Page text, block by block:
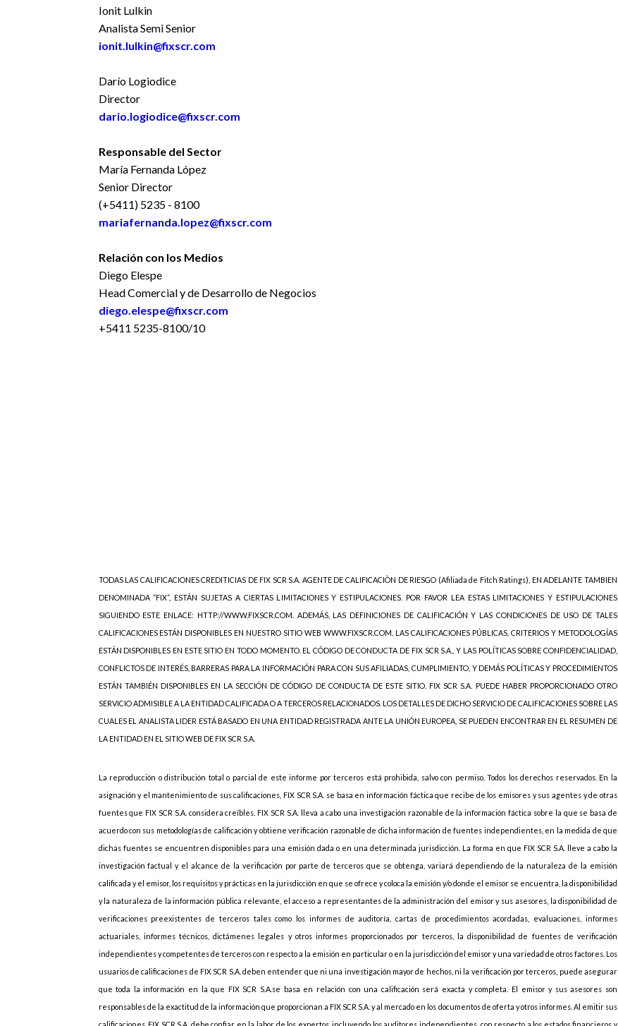
Ionit Lulkin
Analista Semi Senior
ionit.lulkin@fixscr.com
Darío Logiodice
Director
dario.logiodice@fixscr.com
Responsable del Sector
María Fernanda López
Senior Director
(+5411) 5235 - 8100
mariafernanda.lopez@fixscr.com
Relación con los Medios
Diego Elespe
Head Comercial y de Desarrollo de Negocios
diego.elespe@fixscr.com
+5411 5235-8100/10
TODAS LAS CALIFICACIONES CREDITICIAS DE FIX SCR S.A. AGENTE DE CALIFICACIÒN DE RIESGO (Afiliada de Fitch Ratings), EN ADELANTE TAMBIEN
DENOMINADA “FIX”, ESTÁN SUJETAS A CIERTAS LIMITACIONES Y ESTIPULACIONES. POR FAVOR LEA ESTAS LIMITACIONES Y ESTIPULACIONES
SIGUIENDO ESTE ENLACE: HTTP://WWW.FIXSCR.COM. ADEMÁS, LAS DEFINICIONES DE CALIFICACIÓN Y LAS CONDICIONES DE USO DE TALES
CALIFICACIONES ESTÁN DISPONIBLES EN NUESTRO SITIO WEB WWW.FIXSCR.COM. LAS CALIFICACIONES PÚBLICAS, CRITERIOS Y METODOLOGÍAS
ESTÁN DISPONIBLES EN ESTE SITIO EN TODO MOMENTO. EL CÓDIGO DE CONDUCTA DE FIX SCR S.A., Y LAS POLÍTICAS SOBRE CONFIDENCIALIDAD,
CONFLICTOS DE INTERÉS, BARRERAS PARA LA INFORMACIÓN PARA CON SUS AFILIADAS, CUMPLIMIENTO, Y DEMÁS POLÍTICAS Y PROCEDIMIENTOS
ESTÁN TAMBIÉN DISPONIBLES EN LA SECCIÓN DE CÓDIGO DE CONDUCTA DE ESTE SITIO. FIX SCR S.A. PUEDE HABER PROPORCIONADO OTRO
SERVICIO ADMISIBLE A LA ENTIDAD CALIFICADA O A TERCEROS RELACIONADOS. LOS DETALLES DE DICHO SERVICIO DE CALIFICACIONES SOBRE LAS
CUALES EL ANALISTA LIDER ESTÁ BASADO EN UNA ENTIDAD REGISTRADA ANTE LA UNIÓN EUROPEA, SE PUEDEN ENCONTRAR EN EL RESUMEN DE
LA ENTIDAD EN EL SITIO WEB DE FIX SCR S.A.
La reproducción o distribución total o parcial de este informe por terceros está prohibida, salvo con permiso. Todos los derechos reservados. En la
asignación y el mantenimiento de sus calificaciones, FIX SCR S.A. se basa en información fáctica que recibe de los emisores y sus agentes y de otras
fuentes que FIX SCR S.A. considera creíbles. FIX SCR S.A. lleva a cabo una investigación razonable de la información fáctica sobre la que se basa de
acuerdo con sus metodologías de calificación y obtiene verificación razonable de dicha información de fuentes independientes, en la medida de que
dichas fuentes se encuentren disponibles para una emisión dada o en una determinada jurisdicción. La forma en que FIX SCR S.A. lleve a cabo la
investigación factual y el alcance de la verificación por parte de terceros que se obtenga, variará dependiendo de la naturaleza de la emisión
calificada y el emisor, los requisitos y prácticas en la jurisdicción en que se ofrece y coloca la emisión y/o donde el emisor se encuentra, la disponibilidad
y la naturaleza de la información pública relevante, el acceso a representantes de la administración del emisor y sus asesores, la disponibilidad de
verificaciones preexistentes de terceros tales como los informes de auditoría, cartas de procedimientos acordadas, evaluaciones, informes
actuariales, informes técnicos, dictámenes legales y otros informes proporcionados por terceros, la disponibilidad de fuentes de verificación
independientes y competentes de terceros con respecto a la emisión en particular o en la jurisdicción del emisor y una variedad de otros factores. Los
usuarios de calificaciones de FIX SCR S.A. deben entender que ni una investigación mayor de hechos, ni la verificación por terceros, puede asegurar
que toda la información en la que FIX SCR S.A.se basa en relación con una calificación será exacta y completa. El emisor y sus asesores son
responsables de la exactitud de la información que proporcionan a FIX SCR S.A. y al mercado en los documentos de oferta y otros informes. Al emitir sus